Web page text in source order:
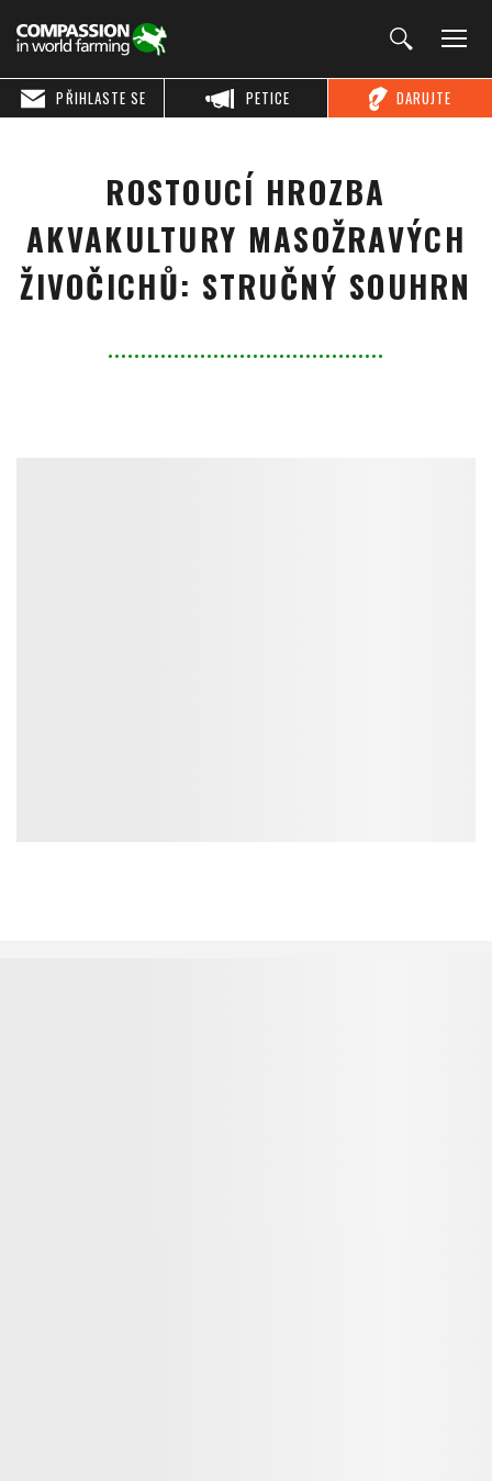
DARUJTE
PETICE
PŘIHLASTE SE
ROSTOUCÍ HROZBA
AKVAKULTURY MASOŽRAVÝCH
ŽIVOČICHŮ: STRUČNÝ SOUHRN